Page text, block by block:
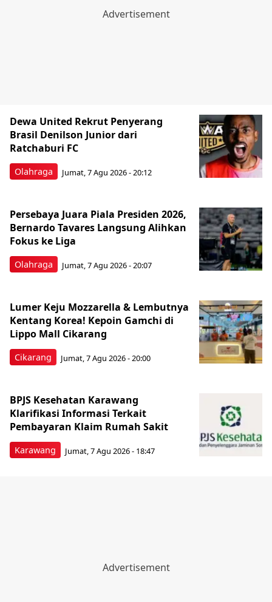
Olahraga
Dewa United Rekrut Penyerang
Brasil Denilson Junior dari
Ratchaburi FC
Jumat, 7 Agu 2026 - 20:12
Olahraga
Persebaya Juara Piala Presiden 2026,
Bernardo Tavares Langsung Alihkan
Fokus ke Liga
Jumat, 7 Agu 2026 - 20:07
Cikarang
Lumer Keju Mozzarella & Lembutnya
Kentang Korea! Kepoin Gamchi di
Lippo Mall Cikarang
Jumat, 7 Agu 2026 - 20:00
Karawang
BPJS Kesehatan Karawang
Klarifikasi Informasi Terkait
Pembayaran Klaim Rumah Sakit
Jumat, 7 Agu 2026 - 18:47